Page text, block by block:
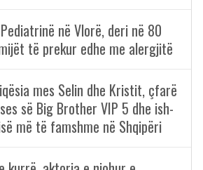
në Vlorë, deri në 80
të prekur edhe me alergjitë
mes Selin dhe Kristit, çfarë
së Big Brother VIP 5 dhe ish-
më të famshme në Shqipëri